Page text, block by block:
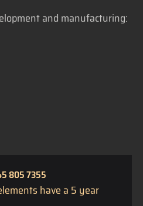
and manufacturing:
805 7355
have a 5 year